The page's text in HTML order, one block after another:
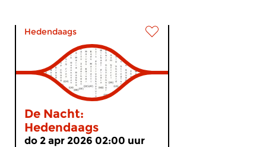
Hedendaags
De Nacht:
Hedendaags
do 2 apr 2026 02:00 uur